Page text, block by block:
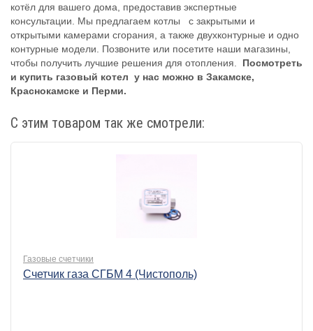
котёл для вашего дома, предоставив экспертные
консультации. Мы предлагаем котлы с закрытыми и
открытыми камерами сгорания, а также двухконтурные и одно
контурные модели. Позвоните или посетите наши магазины,
чтобы получить лучшие решения для отопления.
Посмотреть
и купить газовый котел у нас можно в Закамске,
Краснокамске и Перми.
С этим товаром так же смотрели:
Газовые счетчики
Счетчик газа СГБМ 4 (Чистополь)